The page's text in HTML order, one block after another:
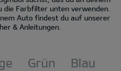
die Farbfilter unten verwenden.
Auto findest du auf unserer
& Anleitungen.
Grün
Blau